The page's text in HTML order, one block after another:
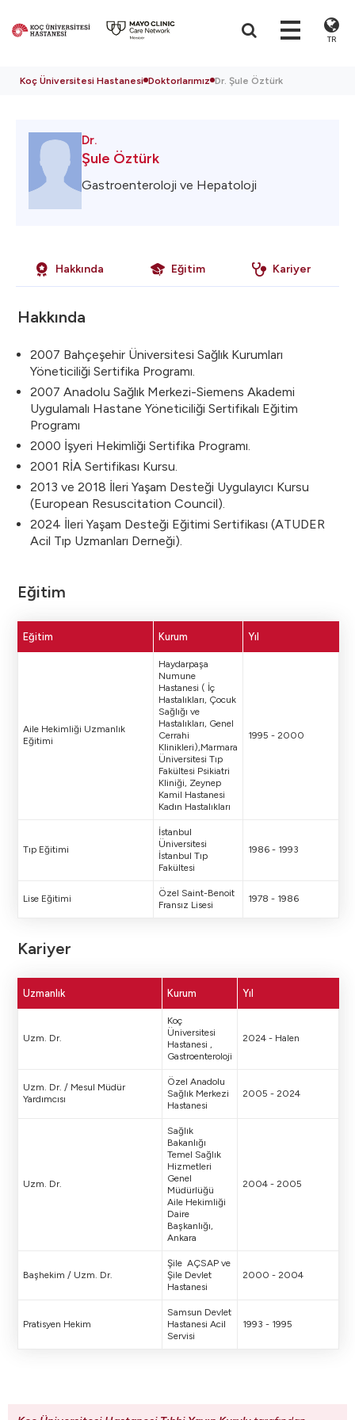
TR
Koç Üniversitesi Hastanesi Doktorlarımız Dr. Şule Öztürk
Dr.
Şule Öztürk
Gastroenteroloji ve Hepatoloji
Hakkında Eğitim Kariyer
Hakkında
2007 Bahçeşehir Üniversitesi Sağlık Kurumları
Yöneticiliği Sertifika Programı.
2007 Anadolu Sağlık Merkezi-Siemens Akademi
Uygulamalı Hastane Yöneticiliği Sertifikalı Eğitim
Programı
2000 İşyeri Hekimliği Sertifika Programı.
2001 RİA Sertifikası Kursu.
2013 ve 2018 İleri Yaşam Desteği Uygulayıcı Kursu
(European Resuscitation Council).
2024 İleri Yaşam Desteği Eğitimi Sertifikası (ATUDER
Acil Tıp Uzmanları Derneği).
Eğitim
Eğitim Kurum Yıl
Aile Hekimliği Uzmanlık
Eğitimi
Haydarpaşa
Numune
Hastanesi ( İç
Hastalıkları, Çocuk
Sağlığı ve
Hastalıkları, Genel
Cerrahi
Klinikleri),Marmara
Üniversitesi Tıp
Fakültesi Psikiatri
Kliniği, Zeynep
Kamil Hastanesi
Kadın Hastalıkları
1995 - 2000
Tıp Eğitimi
İstanbul
Üniversitesi
İstanbul Tıp
Fakültesi
1986 - 1993
Lise Eğitimi
Özel Saint-Benoit
Fransız Lisesi
1978 - 1986
Kariyer
Uzmanlık Kurum Yıl
Uzm. Dr.
Koç
Üniversitesi
Hastanesi ,
Gastroenteroloji
2024 - Halen
Uzm. Dr. / Mesul Müdür
Yardımcısı
Özel Anadolu
Sağlık Merkezi
Hastanesi
2005 - 2024
Uzm. Dr.
Sağlık
Bakanlığı
Temel Sağlık
Hizmetleri
Genel
Müdürlüğü
Aile Hekimliği
Daire
Başkanlığı,
Ankara
2004 - 2005
Başhekim / Uzm. Dr.
Şile AÇSAP ve
Şile Devlet
Hastanesi
2000 - 2004
Pratisyen Hekim
Samsun Devlet
Hastanesi Acil
Servisi
1993 - 1995